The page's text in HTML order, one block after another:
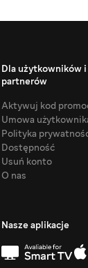
Dla użytkowników i
partnerów
Aktywuj kod
Umowa
Polityka
Dostępność
Usuń konto
O nas
Nasze aplikacje